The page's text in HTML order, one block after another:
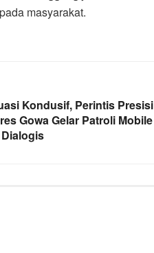
masyarakat.
Kondusif, Perintis Presisi
Gowa Gelar Patroli Mobile